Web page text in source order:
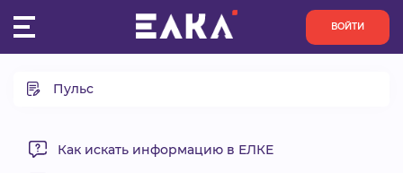
ВОЙТИ
ПУЛЬС
КОНКУРСЫ
Пульс
Назначение прав на редактирование и публикацию
Как искать информацию в ЕЛКЕ